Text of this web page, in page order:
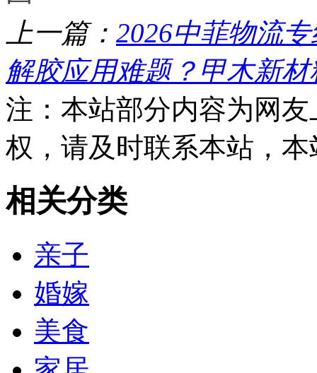
上一篇： 2026中菲物流
解胶应用难题？甲木新
注：本站部分内容为网
权，请及时联系本站，
相关分类
亲子
婚嫁
美食